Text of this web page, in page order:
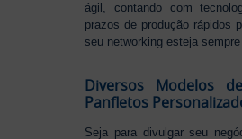
ágil, contando com
prazos de produção rápidos
seu networking esteja
Diversos Modelos
Panfletos
Seja para divulgar seu